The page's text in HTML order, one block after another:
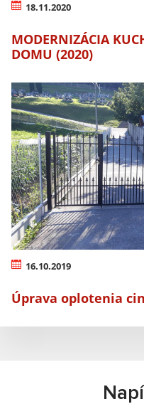
18.11.2020
MODERNIZÁCIA
DOMU (2020)
16.10.2019
Úprava oplotenia